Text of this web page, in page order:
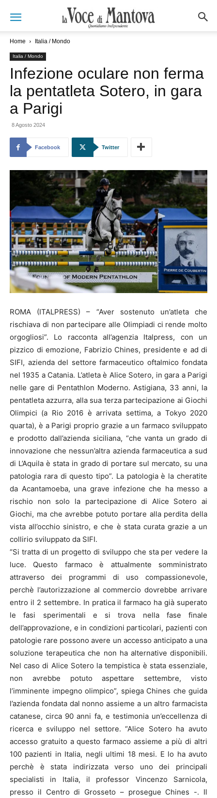
Home Italia / Mondo
Italia / Mondo
Infezione oculare non ferma
la pentatleta Sotero, in gara
a Parigi
8 Agosto 2024
Facebook Twitter
ROMA (ITALPRESS) – “Aver sostenuto un’atleta che
rischiava di non partecipare alle Olimpiadi ci rende molto
orgogliosi”. Lo racconta all’agenzia Italpress, con un
pizzico di emozione, Fabrizio Chines, presidente e ad di
SIFI, azienda del settore farmaceutico oftalmico fondata
nel 1935 a Catania. L’atleta è Alice Sotero, in gara a Parigi
nelle gare di Pentathlon Moderno. Astigiana, 33 anni, la
pentatleta azzurra, alla sua terza partecipazione ai Giochi
Olimpici (a Rio 2016 è arrivata settima, a Tokyo 2020
quarta), è a Parigi proprio grazie a un farmaco sviluppato
e prodotto dall’azienda siciliana, “che vanta un grado di
innovazione che nessun’altra azienda farmaceutica a sud
di L’Aquila è stata in grado di portare sul mercato, su una
patologia rara di questo tipo”. La patologia è la cheratite
da Acantamoeba, una grave infezione che ha messo a
rischio non solo la partecipazione di Alice Sotero ai
Giochi, ma che avrebbe potuto portare alla perdita della
vista all’occhio sinistro, e che è stata curata grazie a un
collirio sviluppato da SIFI.
“Si tratta di un progetto di sviluppo che sta per vedere la
luce. Questo farmaco è attualmente somministrato
attraverso dei programmi di uso compassionevole,
perchè l’autorizzazione al commercio dovrebbe arrivare
entro il 2 settembre. In pratica il farmaco ha già superato
le fasi sperimentali e si trova nella fase finale
dell’approvazione, e in condizioni particolari, pazienti con
patologie rare possono avere un accesso anticipato a una
soluzione terapeutica che non ha alternative disponibili.
Nel caso di Alice Sotero la tempistica è stata essenziale,
non avrebbe potuto aspettare settembre, visto
l’imminente impegno olimpico”, spiega Chines che guida
l’azienda fondata dal nonno assieme a un altro farmacista
catanese, circa 90 anni fa, e testimonia un’eccellenza di
ricerca e sviluppo nel settore. “Alice Sotero ha avuto
accesso gratuito a questo farmaco assieme a più di altri
100 pazienti in Italia, negli ultimi 18 mesi. E lo ha avuto
perchè è stata indirizzata verso uno dei principali
specialisti in Italia, il professor Vincenzo Sarnicola,
presso il Centro di Grosseto – prosegue Chines -. Il